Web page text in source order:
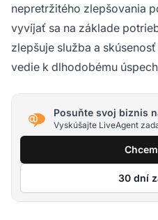
nepretržitého zlepšovania
vyvíjať sa na základe
zlepšuje služba a
vedie k dlhodobému
Posuňte svoj biznis
Vyskúšajte LiveAgent
30 dní